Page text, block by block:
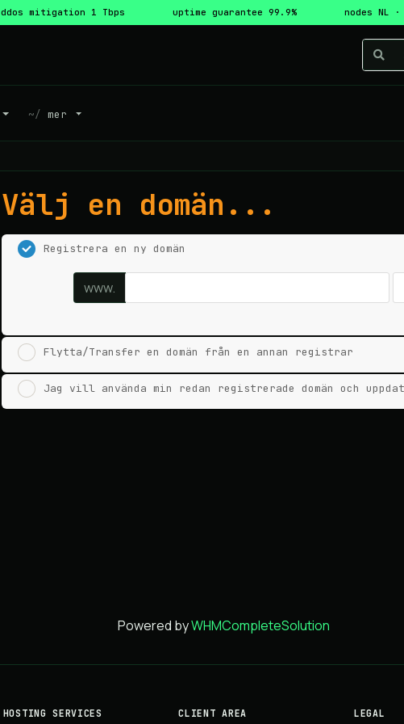
ddos mitigation 1 Tbps uptime guarantee 99.9% nodes NL ·
mer
Välj en domän...
Registrera en ny domän
www.
Flytta/Transfer en domän från en annan registrar
Jag vill använda min redan registrerade domän och
Powered byWHMCompleteSolution
HOSTING SERVICES CLIENT AREA LEGAL